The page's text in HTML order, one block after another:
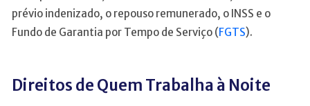
prévio indenizado, o repouso remunerado, o INSS e o
Fundo de Garantia por Tempo de Serviço (FGTS).
Direitos de Quem Trabalha à Noite